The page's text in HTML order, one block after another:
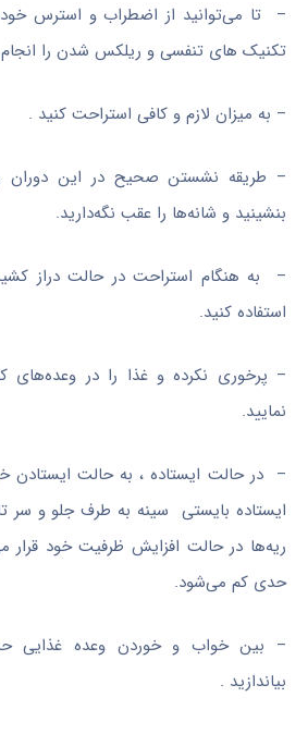
– تا می‌توانید از اضطراب و استرس
تکنیک های تنفسی و ریلکس شدن را
– به میزان لازم و کافی استراحت کنید .
– طریقه نشستن صحیح در این دوران
بنشینید و شانه‌ها را عقب نگه‌دارید.
– به هنگام استراحت در حالت دراز
استفاده کنید.
– پرخوری نکرده و غذا را در وعده‌های
نمایید.
– در حالت ایستاده ، به حالت ایستادن
ایستاده بایستی سینه به طرف جلو و سر
ریه‌ها در حالت افزایش ظرفیت خود قرار
حدی کم می‌شود.
– بین خواب و خوردن وعده غذایی
بیاندازید .